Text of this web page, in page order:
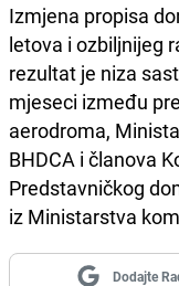
Izmjena propisa
letova i ozbiljnijeg
rezultat je niza
mjeseci između
aerodroma,
BHDCA i članova
Predstavničkog
iz Ministarstva
Dodajte